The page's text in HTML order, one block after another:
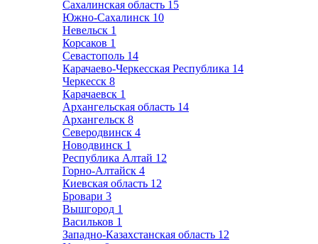
Сахалинская область 15
Южно-Сахалинск 10
Невельск 1
Корсаков 1
Севастополь 14
Карачаево-Черкесская Республика 14
Черкесск 8
Карачаевск 1
Архангельская область 14
Архангельск 8
Северодвинск 4
Новодвинск 1
Республика Алтай 12
Горно-Алтайск 4
Киевская область 12
Бровари 3
Вышгород 1
Васильков 1
Западно-Казахстанская область 12